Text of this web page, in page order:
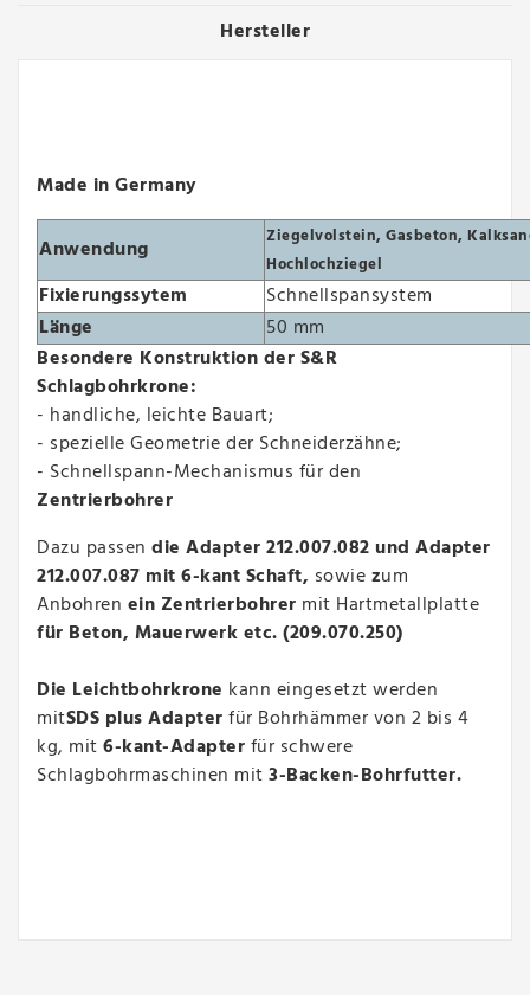
Hersteller
Made in Germany
Anwendung
Ziegelvolstein, Gasbeton,
Hochlochziegel
Fixierungssytem
Schnellspansystem
Länge
50 mm
Besondere Konstruktion der S&R
Schlagbohrkrone:
- handliche, leichte Bauart;
- spezielle Geometrie der Schneiderzähne;
- Schnellspann-Mechanismus für den
Zentrierbohrer
Dazu passen die Adapter 212.007.082 und Adapter
212.007.087 mit 6-kant Schaft, sowiezum
Anbohren ein Zentrierbohrer mit Hartmetallplatte
für Beton, Mauerwerk etc. (209.070.250)
Die Leichtbohrkrone kann eingesetzt werden
mitSDS plus Adapterfür Bohrhämmer von 2 bis 4
kg, mit6-kant-Adapterfür schwere
Schlagbohrmaschinen mit3-Backen-Bohrfutter.